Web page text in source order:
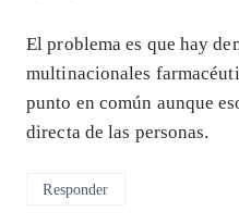
El problema es que hay
multinacionales
punto en común aunque
directa de las personas.
Responder